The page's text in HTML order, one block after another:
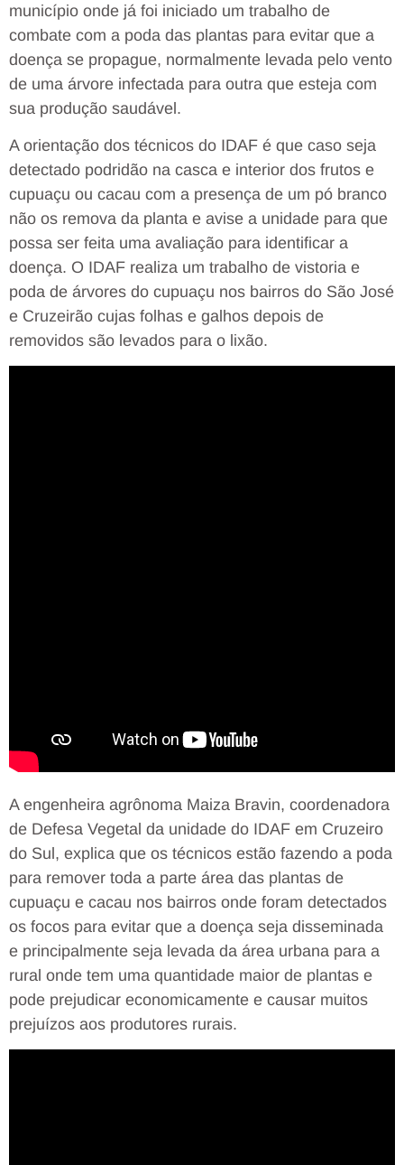
município onde já foi iniciado um trabalho de
combate com a poda das plantas para evitar que a
doença se propague, normalmente levada pelo vento
de uma árvore infectada para outra que esteja com
sua produção saudável.
A orientação dos técnicos do IDAF é que caso seja
detectado podridão na casca e interior dos frutos e
cupuaçu ou cacau com a presença de um pó branco
não os remova da planta e avise a unidade para que
possa ser feita uma avaliação para identificar a
doença. O IDAF realiza um trabalho de vistoria e
poda de árvores do cupuaçu nos bairros do São José
e Cruzeirão cujas folhas e galhos depois de
removidos são levados para o lixão.
A engenheira agrônoma Maiza Bravin, coordenadora
de Defesa Vegetal da unidade do IDAF em Cruzeiro
do Sul, explica que os técnicos estão fazendo a poda
para remover toda a parte área das plantas de
cupuaçu e cacau nos bairros onde foram detectados
os focos para evitar que a doença seja disseminada
e principalmente seja levada da área urbana para a
rural onde tem uma quantidade maior de plantas e
pode prejudicar economicamente e causar muitos
prejuízos aos produtores rurais.